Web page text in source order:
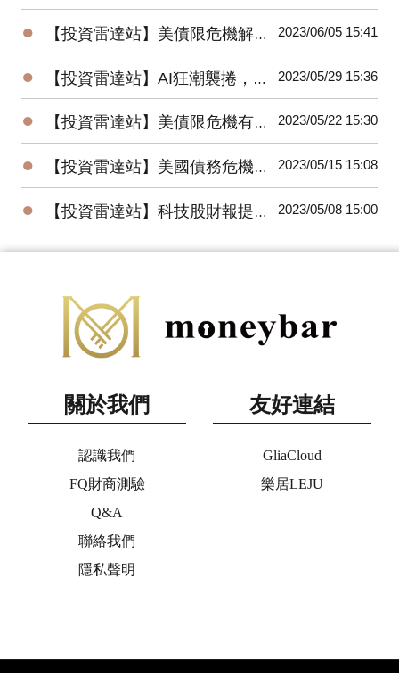
● 【投資雷達站】美債限危機解除，非農數據優預期，6月升息機率降，美股大漲 2023/06/05 15:41
● 【投資雷達站】AI狂潮襲捲，台股、美股創今年高；通膨回升，聯準會6月升息機率走高 2023/05/29 15:36
● 【投資雷達站】美債限危機有解，美股、日股、台股創今年高點，金價回落 2023/05/22 15:30
● 【投資雷達站】美國債務危機逼近，全球股市震盪收黑，美元指數上漲、油金跌 2023/05/15 15:08
● 【投資雷達站】科技股財報提振美股，金價創高回跌、油價低點反彈 2023/05/08 15:00
關於我們
認識我們
FQ財商測驗
Q&A
聯絡我們
隱私聲明
友好連結
GliaCloud
樂居LEJU